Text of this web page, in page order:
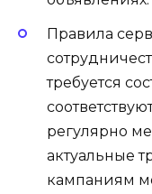
Правила
требуется
регулярно
актуальные
кампаниям